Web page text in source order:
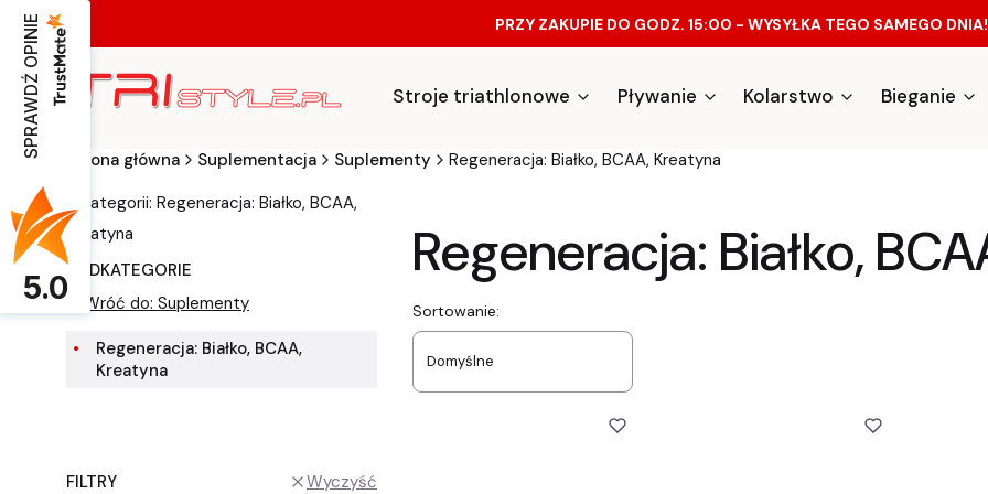
PRZY ZAKUPIE DO GODZ. 15:00 - WYSYŁKA TEGO SAMEGO DNIA!
Stroje triathlonowe Pływanie Kolarstwo Bieganie
Strona główna Suplementacja Suplementy
Regeneracja: Białko, BCAA, Kreatyna
w kategorii: Regeneracja: Białko, BCAA,
Kreatyna
PODKATEGORIE
Wróć do: Suplementy
Regeneracja: Białko, BCAA,
Kreatyna
FILTRY Wyczyść
Regeneracja: Białko,
Lista produktów
Sortowanie:
Domyślne
SPRAWDŹ OPINIE
5.0